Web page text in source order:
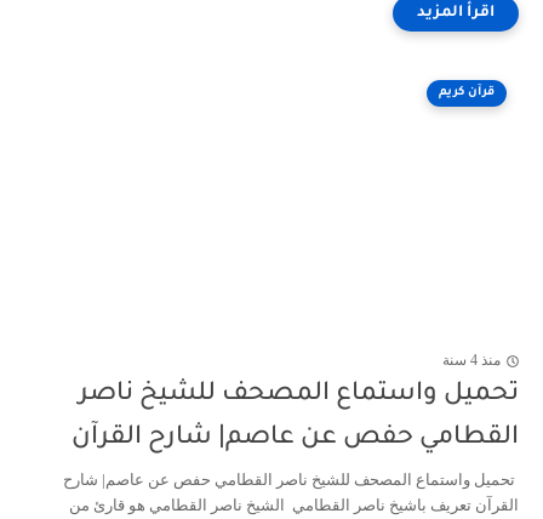
قرآن كريم
منذ 4 سنة
تحميل واستماع المصحف للشيخ ناصر
القطامي حفص عن عاصم| شارح القرآن
تحميل واستماع المصحف للشيخ ناصر القطامي حفص عن عاصم| شارح
القرآن تعريف باشيخ ناصر القطامي الشيخ ناصر القطامي هو قارئ من